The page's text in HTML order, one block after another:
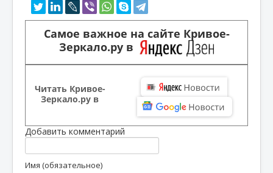
Самое важное на сайте Кривое-
Зеркало.ру в
Читать Кривое-
Зеркало.ру в
Добавить комментарий
Имя (обязательное)